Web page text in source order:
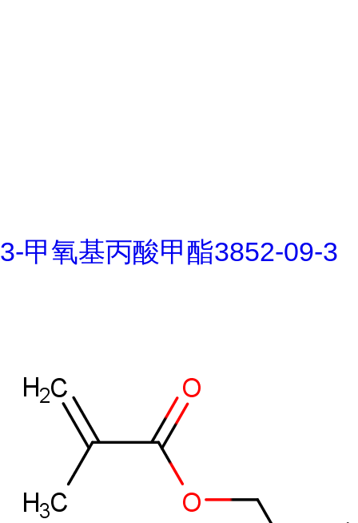
3-甲氧基丙酸甲酯3852-09-3